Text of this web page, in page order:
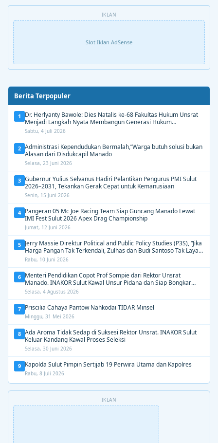
IKLAN
Slot Iklan AdSense
Berita Terpopuler
1
Dr. Herlyanty Bawole: Dies Natalis ke-68 Fakultas Hukum Unsrat
Menjadi Langkah Nyata Membangun Generasi Hukum
Berdampak
Sabtu, 4 Juli 2026
2 Administrasi Kependudukan Bermalah,”Warga butuh solusi bukan
Alasan dari Disdukcapil Manado
Selasa, 23 Juni 2026
3 Gubernur Yulius Selvanus Hadiri Pelantikan Pengurus PMI Sulut
2026–2031, Tekankan Gerak Cepat untuk Kemanusiaan
Senin, 15 Juni 2026
4 Pangeran 05 Mc Joe Racing Team Siap Guncang Manado Lewat
IMI Fest Sulut 2026 Apex Drag Championship
Jumat, 12 Juni 2026
5 Jerry Massie Direktur Political and Public Policy Studies (P3S), “Jika
Harga Pangan Tak Terkendali, Zulhas dan Budi Santoso Tak Layak
Dipertahankan”
Rabu, 10 Juni 2026
6 Menteri Pendidikan Copot Prof Sompie dari Rektor Unsrat
Manado. INAKOR Sulut Kawal Unsur Pidana dan Siap Bongkar
Aroma Busuk di Suksesi Rektor
Selasa, 4 Agustus 2026
7 Priscilia Cahaya Pantow Nahkodai TIDAR Minsel
Minggu, 31 Mei 2026
8 Ada Aroma Tidak Sedap di Suksesi Rektor Unsrat. INAKOR Sulut
Keluar Kandang Kawal Proses Seleksi
Selasa, 30 Juni 2026
9 Kapolda Sulut Pimpin Sertijab 19 Perwira Utama dan Kapolres
Rabu, 8 Juli 2026
IKLAN